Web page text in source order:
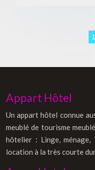
1
Appart Hôtel
Un appart hôtel connue
meublé de tourisme
hôtelier : Linge,
location à la très courte